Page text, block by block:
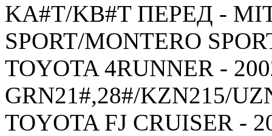
KA#T/KB#T ПЕРЕД -
SPORT/MONTERO
TOYOTA 4RUNNER -
GRN21#,28#/KZN215/
TOYOTA FJ CRUISER -